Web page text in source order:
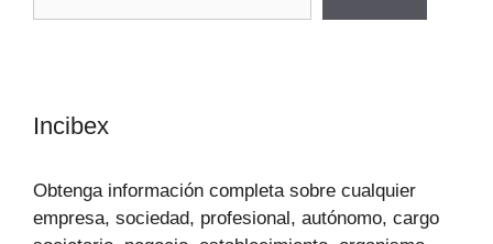
Incibex
Obtenga información completa sobre cualquier
empresa, sociedad, profesional, autónomo, cargo